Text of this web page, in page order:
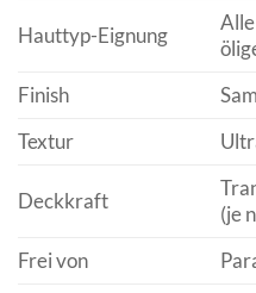
Hauttyp-Eignung
Finish
Textur
Deckkraft
(je
Frei von